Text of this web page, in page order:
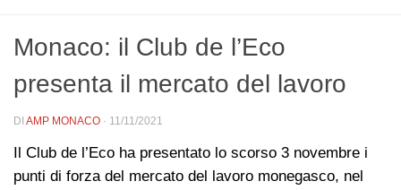
Monaco: il Club de l’Eco
presenta il mercato del lavoro
DI AMP MONACO · 11/11/2021
Il Club de l’Eco ha presentato lo scorso 3 novembre i
punti di forza del mercato del lavoro monegasco, nel